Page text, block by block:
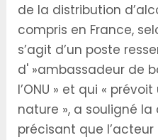
de la distribution
compris en France,
s’agit d’un poste
d' »ambassadeur de
l’ONU » et qui «
nature », a souligné
précisant que